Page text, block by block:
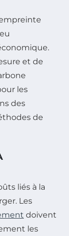
et de
les
des
de
liés à la
Les
doivent
les